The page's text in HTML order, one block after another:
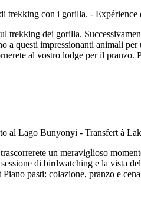
trekking dei gorilla.
a questi impressionanti animali
al vostro lodge per il
un meraviglioso
di birdwatching e la vista
pasti: colazione, pranzo e cena